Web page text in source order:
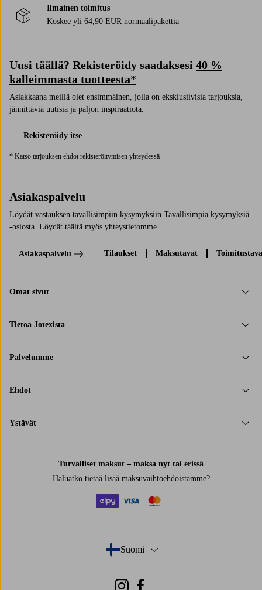
Ilmainen toimitus
Koskee yli 64,90 EUR normaalipakettia
Uusi täällä? Rekisteröidy saadaksesi 40 %
kalleimmasta tuotteesta*
Asiakkaana meillä olet ensimmäinen, jolla on eksklusiivisia tarjouksia,
jännittäviä uutisia ja paljon inspiraatiota.
Rekisteröidy itse
* Katso tarjouksen ehdot rekisteröitymisen yhteydessä
Asiakaspalvelu
Löydät vastauksen tavallisimpiin kysymyksiin Tavallisimpia kysymyksiä
-osiosta. Löydät täältä myös yhteystietomme.
Asiakaspalvelu Tilaukset Maksutavat
Omat sivut
Tietoa Jotexista
Palvelumme
Ehdot
Ystävät
Turvalliset maksut – maksa nyt tai erissä
Haluatko tietää lisää maksuvaihtoehdoistamme?
Suomi
- Valitse maa